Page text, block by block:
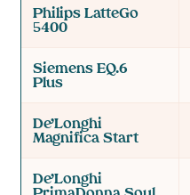
Philips LatteGo
5400
Siemens EQ.6
Plus
De’Longhi
Magnifica Start
De’Longhi